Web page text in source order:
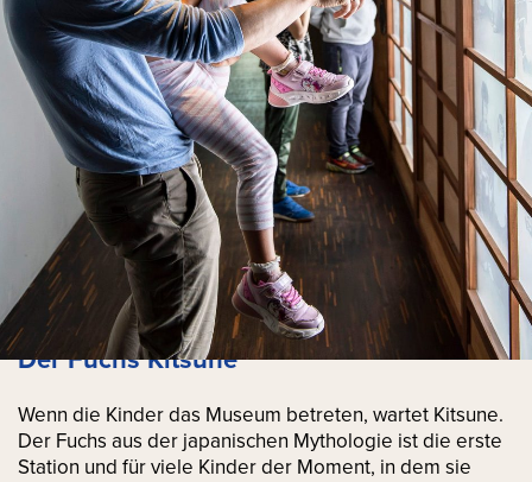
Der Fuchs Kitsune
Wenn die Kinder das Museum betreten, wartet Kitsune.
Der Fuchs aus der japanischen Mythologie ist die erste
Station und für viele Kinder der Moment, in dem sie